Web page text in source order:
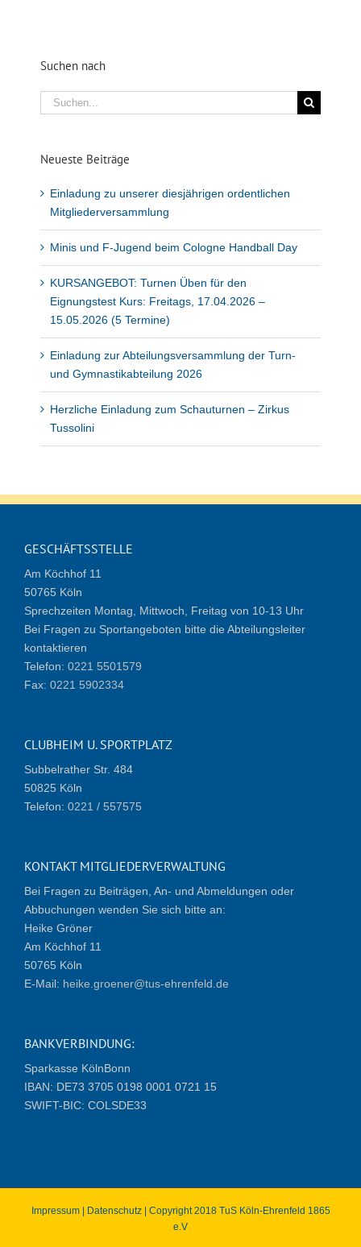
Suchen nach
Suche
nach:
Neueste Beiträge
Einladung zu unserer diesjährigen ordentlichen
Mitgliederversammlung
Minis und F-Jugend beim Cologne Handball Day
KURSANGEBOT: Turnen Üben für den
Eignungstest Kurs: Freitags, 17.04.2026 –
15.05.2026 (5 Termine)
Einladung zur Abteilungsversammlung der Turn-
und Gymnastikabteilung 2026
Herzliche Einladung zum Schauturnen – Zirkus
Tussolini
GESCHÄFTSSTELLE
Am Köchhof 11
50765 Köln
Sprechzeiten Montag, Mittwoch, Freitag von 10-13 Uhr
Bei Fragen zu Sportangeboten bitte die Abteilungsleiter
kontaktieren
Telefon: 0221 5501579
Fax: 0221 5902334
CLUBHEIM U. SPORTPLATZ
Subbelrather Str. 484
50825 Köln
Telefon: 0221 / 557575
KONTAKT MITGLIEDERVERWALTUNG
Bei Fragen zu Beiträgen, An- und Abmeldungen oder
Abbuchungen wenden Sie sich bitte an:
Heike Gröner
Am Köchhof 11
50765 Köln
E-Mail: heike.groener@tus-ehrenfeld.de
BANKVERBINDUNG:
Sparkasse KölnBonn
IBAN: DE73 3705 0198 0001 0721 15
SWIFT-BIC: COLSDE33
Impressum| Datenschutz| Copyright 2018 TuS Köln-Ehrenfeld 1865
e.V